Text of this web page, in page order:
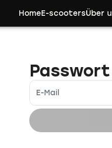
HomeE-scootersÜber
E-Mail